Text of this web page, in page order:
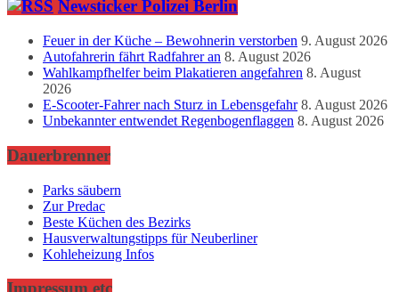
Newsticker Polizei Berlin
Feuer in der Küche – Bewohnerin verstorben 9. August 2026
Autofahrerin fährt Radfahrer an 8. August 2026
Wahlkampfhelfer beim Plakatieren angefahren 8. August
2026
E-Scooter-Fahrer nach Sturz in Lebensgefahr 8. August 2026
Unbekannter entwendet Regenbogenflaggen 8. August 2026
Dauerbrenner
Parks säubern
Zur Predac
Beste Küchen des Bezirks
Hausverwaltungstipps für Neuberliner
Kohleheizung Infos
Impressum etc